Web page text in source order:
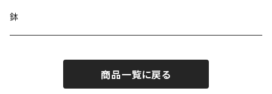
鉢
商品一覧に戻る